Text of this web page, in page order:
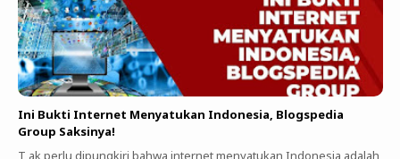
Ini Bukti Internet Menyatukan Indonesia, Blogspedia
Group Saksinya!
T ak perlu dipungkiri bahwa internet menyatukan Indonesia adalah